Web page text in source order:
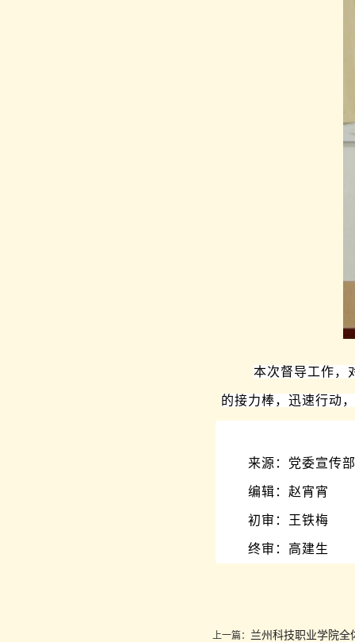
本次督导工作，
的接力棒，迅速行动
来源：党委宣传部
编辑：赵宵宵
初审：王铁梅
终审：高建生
上一篇： 兰州科技职业学院